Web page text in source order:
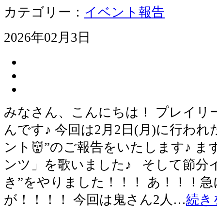
カテゴリー： イベント報告
2026年02月3日
みなさん、こんにちは！ プレイリ
んです♪ 今回は2月2日(月)に行われ
ント👹”のご報告をいたします♪ ま
ンツ」を歌いました♪ そして節分
き”をやりました！！！ あ！！！
が！！！！ 今回は鬼さん2人…続き